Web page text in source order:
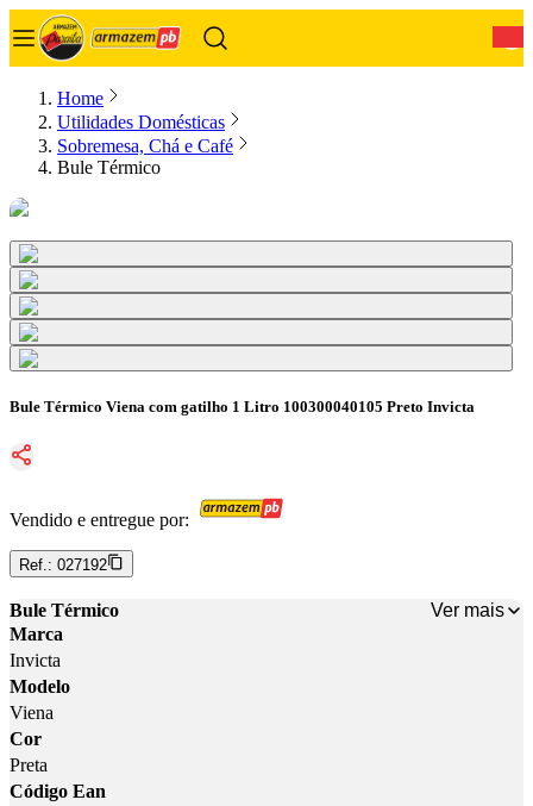
Home
Utilidades Domésticas
Sobremesa, Chá e Café
Bule Térmico
Bule Térmico Viena com gatilho 1 Litro 100300040105 Preto Invicta
Vendido e entregue por:
Ref.: 027192
Bule Térmico
Ver mais
Marca
Invicta
Modelo
Viena
Cor
Preta
Código Ean